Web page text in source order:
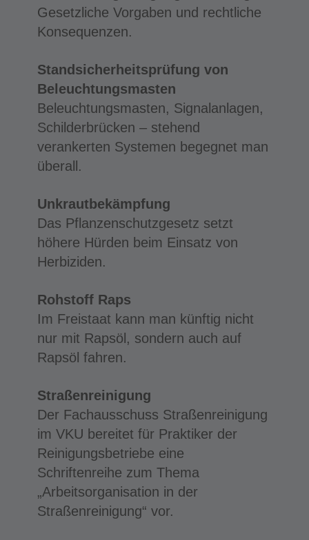
Gesetzliche Vorgaben und rechtliche
Konsequenzen.
Standsicherheitsprüfung von
Beleuchtungsmasten
Beleuchtungsmasten, Signalanlagen,
Schilderbrücken – stehend
verankerten Systemen begegnet man
überall.
Unkrautbekämpfung
Das Pflanzenschutzgesetz setzt
höhere Hürden beim Einsatz von
Herbiziden.
Rohstoff Raps
Im Freistaat kann man künftig nicht
nur mit Rapsöl, sondern auch auf
Rapsöl fahren.
Straßenreinigung
Der Fachausschuss Straßenreinigung
im VKU bereitet für Praktiker der
Reinigungsbetriebe eine
Schriftenreihe zum Thema
„Arbeitsorganisation in der
Straßenreinigung“ vor.